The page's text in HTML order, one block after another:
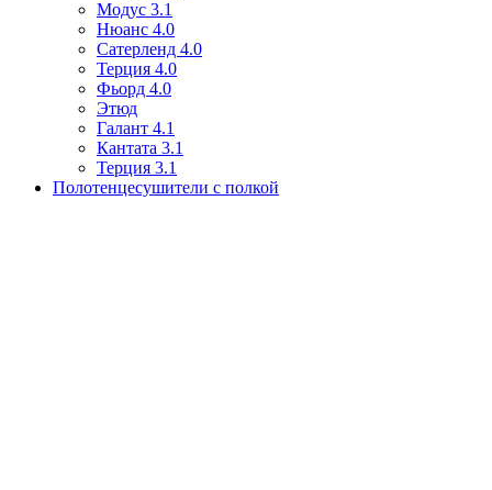
Модус 3.1
Нюанс 4.0
Сатерленд 4.0
Терция 4.0
Фьорд 4.0
Этюд
Галант 4.1
Кантата 3.1
Терция 3.1
Полотенцесушители с полкой